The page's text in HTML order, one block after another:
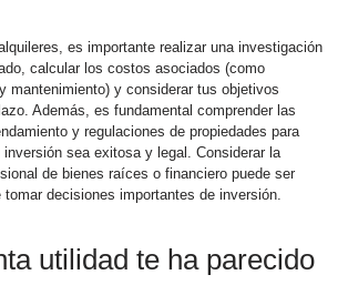
es importante realizar una investigación
calcular los costos asociados (como
mantenimiento) y considerar tus objetivos
Además, es fundamental comprender las
y regulaciones de propiedades para
sea exitosa y legal. Considerar la
de bienes raíces o financiero puede ser
tomar decisiones importantes de inversión.
utilidad te ha parecido